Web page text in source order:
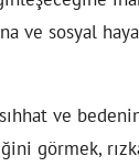
ve sosyal
ve
görmek,